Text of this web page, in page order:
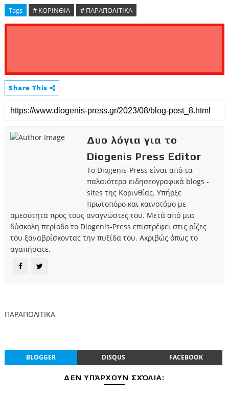
Tags # ΚΟΡΙΝΘΙΑ # ΠΑΡΑΠΟΛΙΤΙΚΑ
Share This
Δυο λόγια για το
Diogenis Press Editor
Το Diogenis-Press είναι από τα
παλαιότερα ειδησεογραφικά blogs -
sites της Κορινθίας. Υπήρξε
πρωτοπόρο και καινοτόμο με
αμεσότητα προς τους αναγνώστες του. Μετά από μια
δύσκολη περίοδο το Diogenis-Press επιστρέφει στις ρίζες
του ξαναβρίσκοντας την πυξίδα του. Ακριβώς όπως το
αγαπήσατε.
ΠΑΡΑΠΟΛΙΤΙΚΑ
BLOGGER DISQUS FACEBOOK
ΔΕΝ ΥΠΆΡΧΟΥΝ ΣΧΌΛΙΑ: